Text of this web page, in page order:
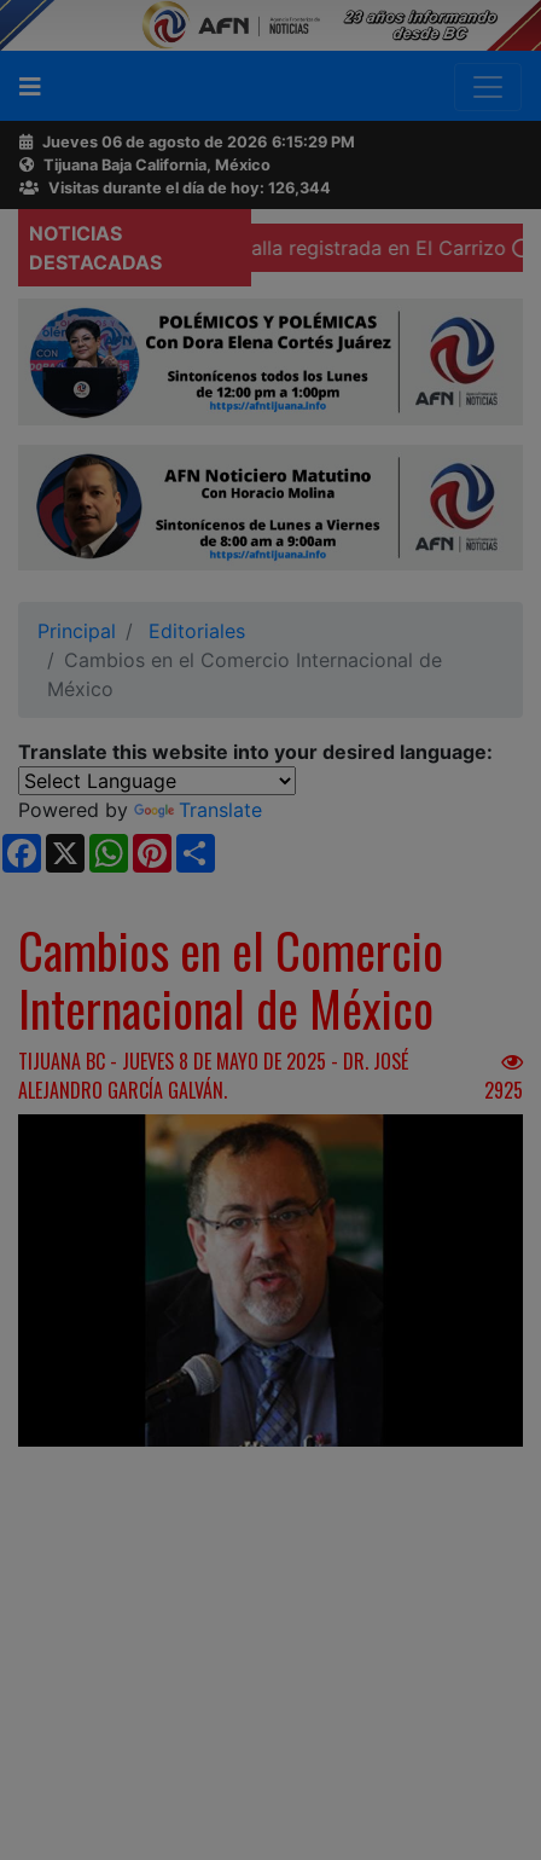
Jueves 06 de agosto de 2026 6:15:30 PM
Tijuana Baja California, México
Visitas durante el día de hoy: 126,344
NOTICIAS
DESTACADAS
por una falla registrada en El Carrizo Colegio
Principal
Editoriales
Cambios en el Comercio Internacional de
México
Translate this website into your desired language:
Powered by
Translate
Facebook
X WhatsApp
Pinterest
Cambios en el Comercio
Internacional de México
TIJUANA BC - JUEVES 8 DE MAYO DE 2025 - DR. JOSÉ
ALEJANDRO GARCÍA GALVÁN.
2925
Buscador
Acerca
de
AFN
Ventas
Contacto
Reportero
Ciudadano